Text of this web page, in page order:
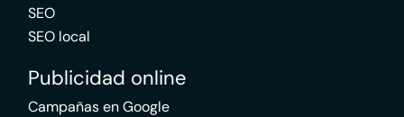
SEO
SEO local
Publicidad online
Campañas en Google